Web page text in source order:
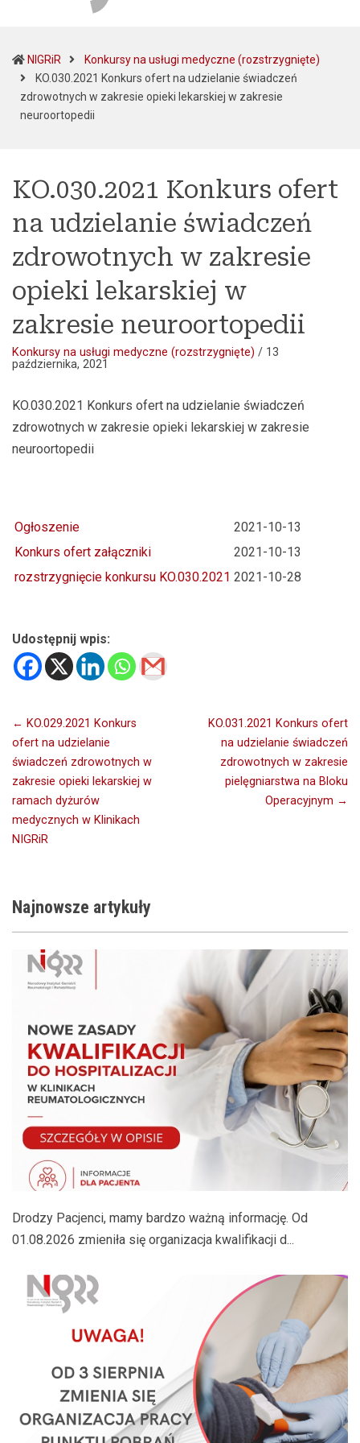
NIGRiR
Konkursy na usługi medyczne (rozstrzygnięte)
KO.030.2021 Konkurs ofert na udzielanie świadczeń
zdrowotnych w zakresie opieki lekarskiej w zakresie
neuroortopedii
KO.030.2021 Konkurs ofert
na udzielanie świadczeń
zdrowotnych w zakresie
opieki lekarskiej w
zakresie neuroortopedii
Konkursy na usługi medyczne (rozstrzygnięte) / 13
października, 2021
KO.030.2021 Konkurs ofert na udzielanie świadczeń
zdrowotnych w zakresie opieki lekarskiej w zakresie
neuroortopedii
Ogłoszenie
2021-10-13
Konkurs ofert załączniki
2021-10-13
rozstrzygnięcie konkursu KO.030.2021 2021-10-28
Udostępnij wpis:
Nawigacja
wpisu
← KO.029.2021 Konkurs
ofert na udzielanie
świadczeń zdrowotnych w
zakresie opieki lekarskiej w
ramach dyżurów
medycznych w Klinikach
NIGRiR
KO.031.2021 Konkurs ofert
na udzielanie świadczeń
zdrowotnych w zakresie
pielęgniarstwa na Bloku
Operacyjnym →
Najnowsze artykuły
Drodzy Pacjenci, mamy bardzo ważną informację. Od
01.08.2026 zmieniła się organizacja kwalifikacji d...